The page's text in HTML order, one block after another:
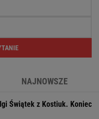
NAJNOWSZE
Świątek z Kostiuk. Koniec